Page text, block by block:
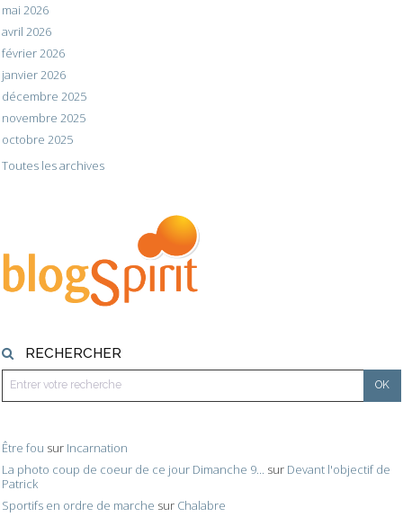
mai 2026
avril 2026
février 2026
janvier 2026
décembre 2025
novembre 2025
octobre 2025
Toutes les archives
RECHERCHER
Être fou sur Incarnation
La photo coup de coeur de ce jour Dimanche 9... sur Devant l'objectif de
Patrick
Sportifs en ordre de marche sur Chalabre